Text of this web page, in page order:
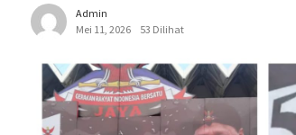
Admin
Mei 11, 2026
53 Dilihat